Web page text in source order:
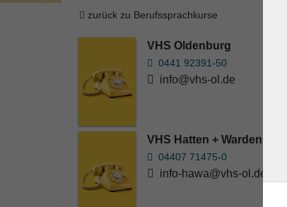
zurück zu Berufssprachkurse
VHS Oldenburg
0441 92391-50
info@vhs-ol.de
VHS Hatten + Wardenburg
04407 71475-0
info-hawa@vhs-ol.de